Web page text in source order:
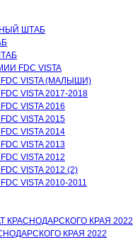
ШТАБ
FDC VISTA
VISTA (МАЛЫШИ)
VISTA 2017-2018
VISTA 2016
VISTA 2015
VISTA 2014
VISTA 2013
VISTA 2012
VISTA 2012 (2)
VISTA 2010-2011
КРАСНОДАРСКОГО КРАЯ 2022
КРАЯ 2022